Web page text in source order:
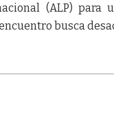
(ALP)
busca